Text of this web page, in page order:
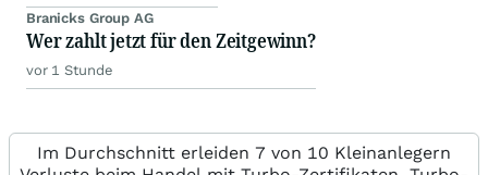
Branicks Group AG
Wer zahlt jetzt für den Zeitgewinn?
vor 1 Stunde
Im Durchschnitt erleiden 7 von 10 Kleinanlegern